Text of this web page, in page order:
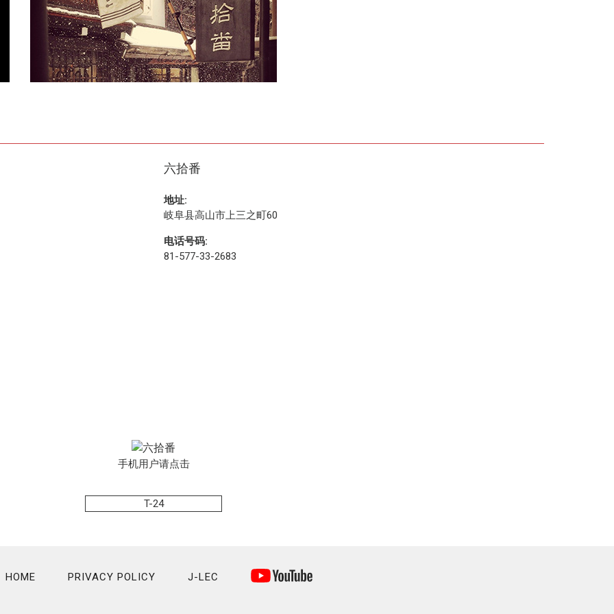
六拾番
地址:
岐阜县高山市上三之町60
电话号码:
81-577-33-2683
手机用户请点击
T-24
HOME PRIVACY POLICY J-LEC